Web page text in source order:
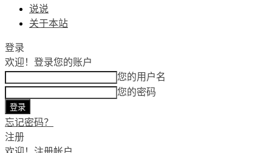
说说
关于本站
登录
欢迎！ 登录您的账户
您的用户名
您的密码
忘记密码？
注册